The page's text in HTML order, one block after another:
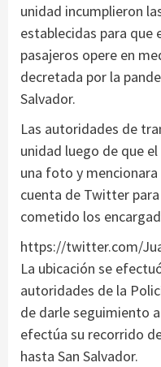
unidad incumplieron
establecidas para que
pasajeros opere en
decretada por la
Salvador.
Las autoridades de
unidad luego de que
una foto y
cuenta de Twitter
cometido los
https://twitter.com/
La ubicación se
autoridades de la
de darle seguimiento
efectúa su recorrido
hasta San Salvador.